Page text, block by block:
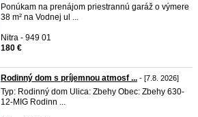
Ponúkam na prenájom priestrannú garáž o výmere
38 m² na Vodnej ul ...
Nitra - 949 01
180 €
Rodinný dom s príjemnou atmosf ... - [7.8. 2026]
Typ: Rodinný dom Ulica: Zbehy Obec: Zbehy 630-
12-MIG Rodinn ...